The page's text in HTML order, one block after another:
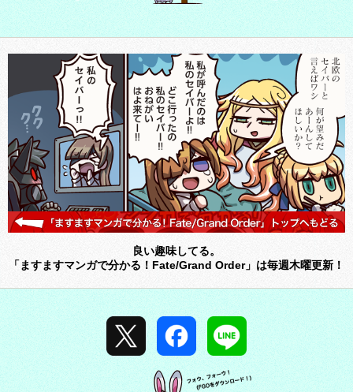
TOPへ戻
る
良い趣味してる。
「ますますマンガで分かる！Fate/Grand Order」は毎週木曜更新！